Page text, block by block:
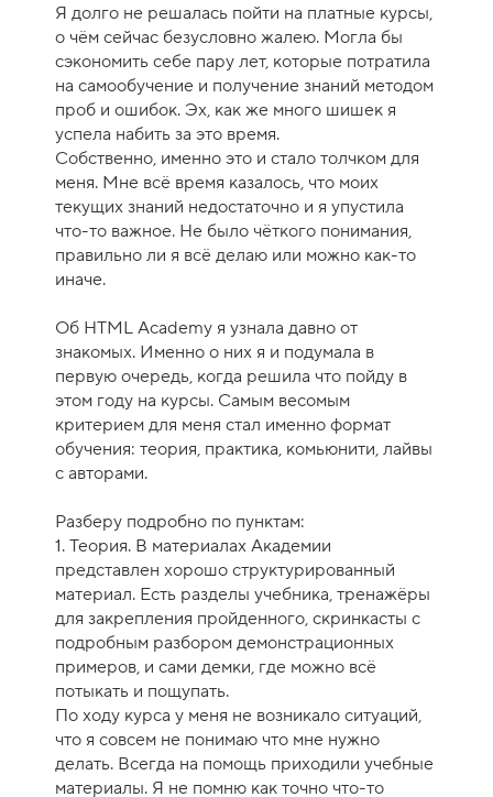
е
н
к
а
к
у
р
с
а
1
0
Я долго не решалась пойти на платные курсы,
о чём сейчас безусловно жалею. Могла бы
сэкономить себе пару лет, которые потратила
на самообучение и получение знаний методом
проб и ошибок. Эх, как же много шишек я
успела набить за это время.
Собственно, именно это и стало толчком для
меня. Мне всё время казалось, что моих
текущих знаний недостаточно и я упустила
что-то важное. Не было чёткого понимания,
правильно ли я всё делаю или можно как-то
иначе.
Об HTML Academy я узнала давно от
знакомых. Именно о них я и подумала в
первую очередь, когда решила что пойду в
этом году на курсы. Самым весомым
критерием для меня стал именно формат
обучения: теория, практика, комьюнити, лайвы
с авторами.
Разберу подробно по пунктам:
1. Теория. В материалах Академии
представлен хорошо структурированный
материал. Есть разделы учебника, тренажёры
для закрепления пройденного, скринкасты с
подробным разбором демонстрационных
примеров, и сами демки, где можно всё
потыкать и пощупать.
По ходу курса у меня не возникало ситуаций,
что я совсем не понимаю что мне нужно
делать. Всегда на помощь приходили учебные
материалы. Я не помню как точно что-то